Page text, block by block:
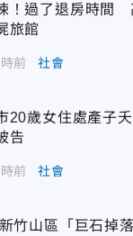
！過了退房時間
旅館
前 社會
20歲女住處產子
告
前 社會
竹山區「巨石掉